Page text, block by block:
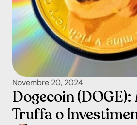
Novembre 20, 2024
Dogecoin (DOGE):
Truffa o